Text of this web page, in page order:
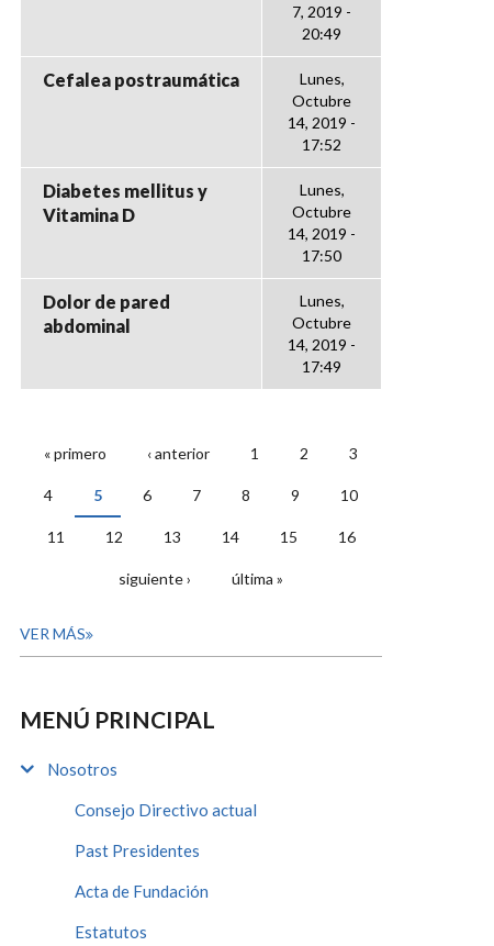
7, 2019 -
20:49
Cefalea postraumática
Lunes,
Octubre
14, 2019 -
17:52
Diabetes mellitus y
Vitamina D
Lunes,
Octubre
14, 2019 -
17:50
Dolor de pared
abdominal
Lunes,
Octubre
14, 2019 -
17:49
PÁGINAS
« primero ‹ anterior 1 2 3
4 5 6 7 8 9 10
11 12 13 14 15 16
siguiente › última »
VER MÁS
MENÚ PRINCIPAL
Nosotros
Consejo Directivo actual
Past Presidentes
Acta de Fundación
Estatutos